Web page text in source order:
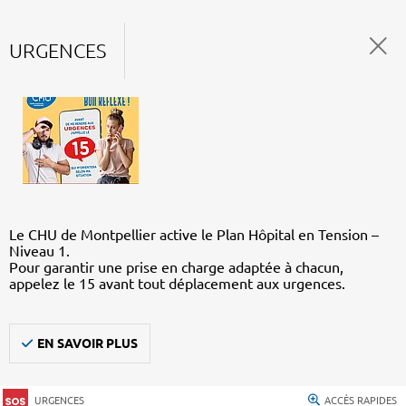
URGENCES
Le CHU de Montpellier active le Plan Hôpital en Tension –
Niveau 1.
Pour garantir une prise en charge adaptée à chacun,
appelez le 15 avant tout déplacement aux urgences.
EN SAVOIR PLUS
URGENCES ACCÈS RAPIDES